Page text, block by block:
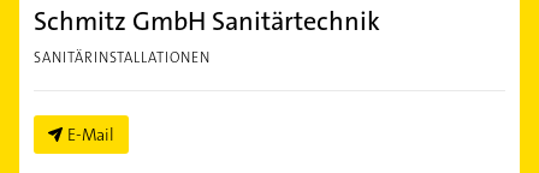
Schmitz GmbH Sanitärtechnik
SANITÄRINSTALLATIONEN
E-Mail